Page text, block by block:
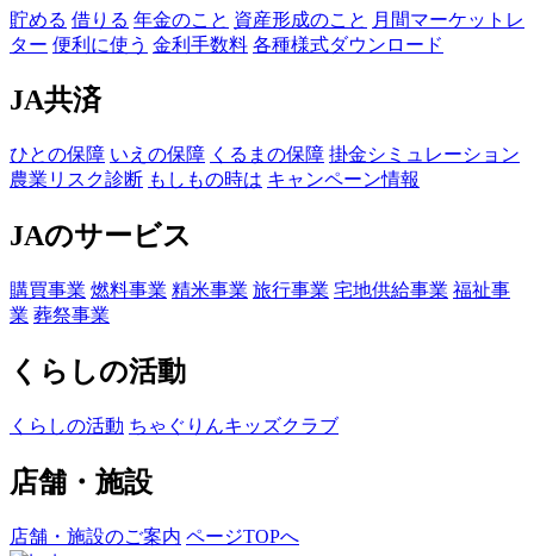
貯める 借りる 年金のこと 資産形成のこと 月間マーケットレ
ター 便利に使う 金利手数料 各種様式ダウンロード
JA共済
ひとの保障 いえの保障 くるまの保障 掛金シミュレーション
農業リスク診断 もしもの時は キャンペーン情報
JAのサービス
購買事業 燃料事業 精米事業 旅行事業 宅地供給事業 福祉事
業 葬祭事業
くらしの活動
くらしの活動 ちゃぐりんキッズクラブ
店舗・施設
店舗・施設のご案内 ページTOPへ